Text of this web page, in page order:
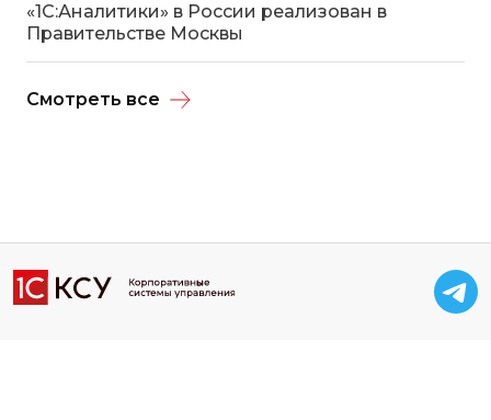
«1С:Аналитики» в России реализован в
Правительстве Москвы
Смотреть все